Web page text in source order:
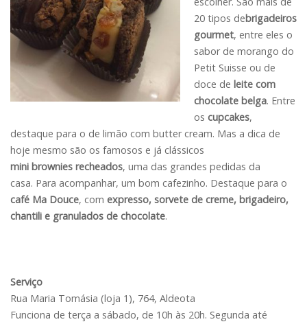
20 tipos debrigadeiros
gourmet, entre eles o
sabor de morango do
Petit Suisse ou de
doce de leite com
chocolate belga. Entre
os cupcakes,
destaque para o de limão com butter cream. Mas a dica de
hoje mesmo são os famosos e já clássicos
mini brownies recheados, uma das grandes pedidas da
casa. Para acompanhar, um bom cafezinho. Destaque para o
café Ma Douce, com expresso, sorvete de creme, brigadeiro,
chantili e granulados de chocolate.
Serviço
Rua Maria Tomásia (loja 1), 764, Aldeota
Funciona de terça a sábado, de 10h às 20h. Segunda até